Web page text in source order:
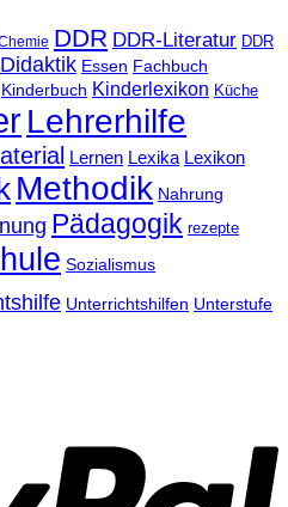
DDR DDR-Literatur DDR
Didaktik Essen Fachbuch
Kinderbuch Kinderlexikon Küche
Lehrerhilfe
Lernen Lexika Lexikon
Methodik Nahrung
Pädagogik rezepte
Sozialismus
Unterrichtshilfen Unterstufe